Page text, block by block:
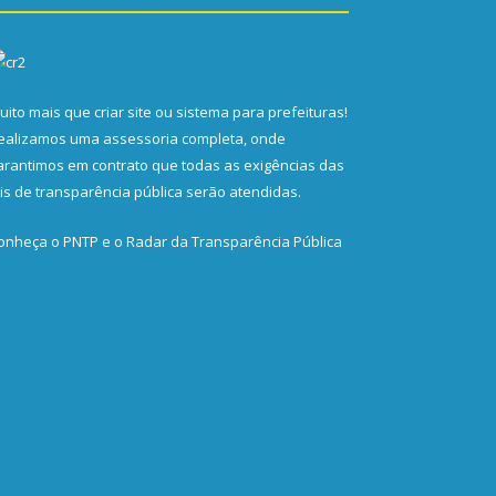
mais que criar site ou sistema para prefeituras!
uma assessoria completa, onde
em contrato que todas as exigências das
de transparência pública serão atendidas.
o PNTP e o Radar da Transparência Pública